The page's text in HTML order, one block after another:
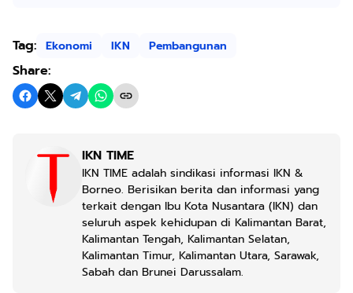
Tag: Ekonomi IKN Pembangunan
Share:
IKN TIME
IKN TIME adalah sindikasi informasi IKN &
Borneo. Berisikan berita dan informasi yang
terkait dengan Ibu Kota Nusantara (IKN) dan
seluruh aspek kehidupan di Kalimantan Barat,
Kalimantan Tengah, Kalimantan Selatan,
Kalimantan Timur, Kalimantan Utara, Sarawak,
Sabah dan Brunei Darussalam.